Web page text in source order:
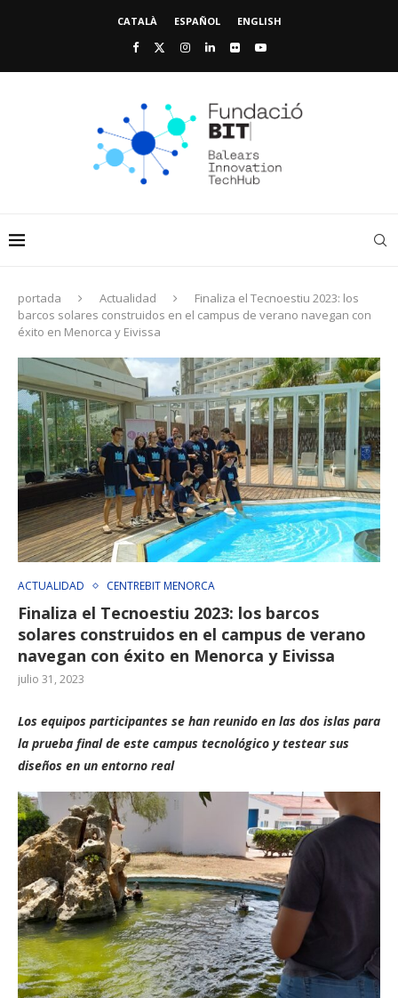
CATALÀ ESPAÑOL ENGLISH
portada Actualidad
Finaliza el Tecnoestiu 2023: los
barcos solares construidos en el campus de verano navegan con
éxito en Menorca y Eivissa
ACTUALIDAD CENTREBIT MENORCA
Finaliza el Tecnoestiu 2023: los barcos
solares construidos en el campus de verano
navegan con éxito en Menorca y Eivissa
julio 31, 2023
Los equipos participantes se han reunido en las dos islas para
la prueba final de este campus tecnológico y testear sus
diseños en un entorno real